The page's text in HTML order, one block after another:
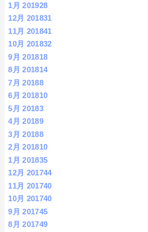
1月 201928
12月 201831
11月 201841
10月 201832
9月 201818
8月 201814
7月 20188
6月 201810
5月 20183
4月 20189
3月 20188
2月 201810
1月 201835
12月 201744
11月 201740
10月 201740
9月 201745
8月 201749